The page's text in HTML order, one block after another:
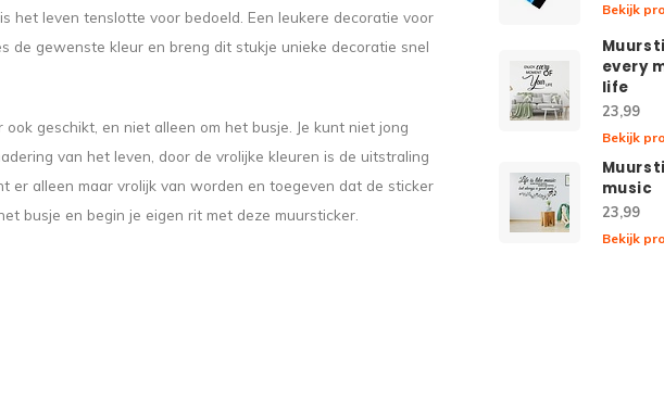
het leven tenslotte voor bedoeld. Een leukere decoratie voor
de gewenste kleur en breng dit stukje unieke decoratie snel
geschikt, en niet alleen om het busje. Je kunt niet jong
van het leven, door de vrolijke kleuren is de uitstraling
er alleen maar vrolijk van worden en toegeven dat de sticker
busje en begin je eigen rit met deze muursticker.
Bekijk
every
life
23,99
Bekijk
music
23,99
Bekijk